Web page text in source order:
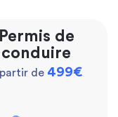
Permis de
conduire
de 499€